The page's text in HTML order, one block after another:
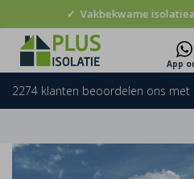
✓ Vakbekwame
App
2274 klanten beoordelen ons met